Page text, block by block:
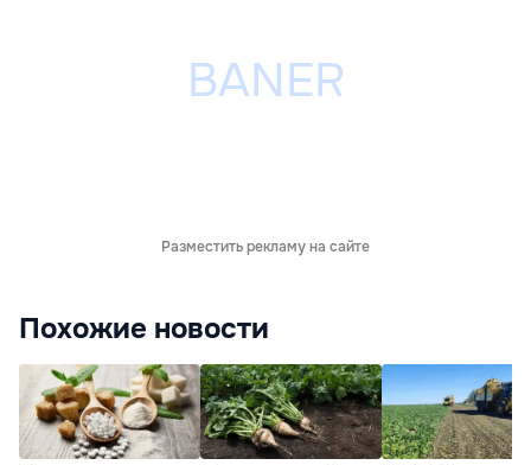
Разместить рекламу на сайте
Похожие новости